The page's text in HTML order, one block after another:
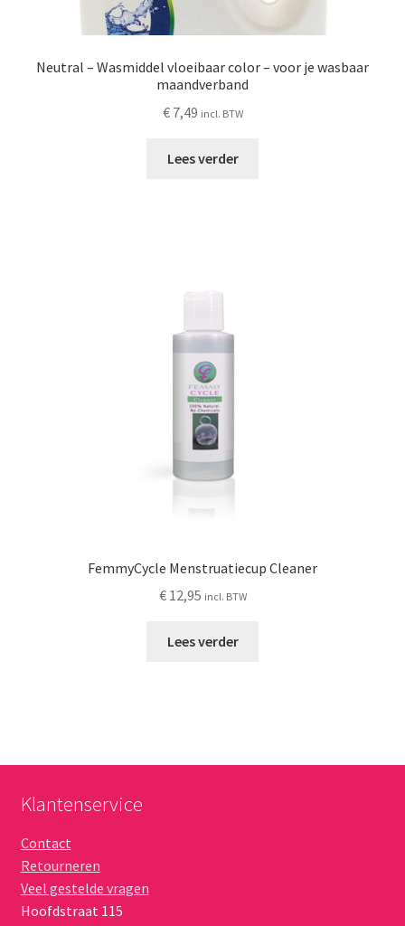
Neutral – Wasmiddel vloeibaar color – voor je wasbaar
maandverband
€7,49 incl. BTW
Lees verder
FemmyCycle Menstruatiecup Cleaner
€12,95 incl. BTW
Lees verder
Klantenservice
Contact
Retourneren
Veel gestelde vragen
Hoofdstraat 115